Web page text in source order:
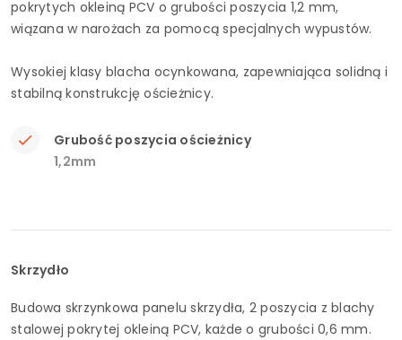
pokrytych okleiną PCV o grubości poszycia 1,2 mm,
wiązana w narożach za pomocą specjalnych wypustów.
Wysokiej klasy blacha ocynkowana, zapewniająca solidną i
stabilną konstrukcję ościeżnicy.
Grubość poszycia ościeżnicy
1,2mm
Skrzydło
Budowa skrzynkowa panelu skrzydła, 2 poszycia z blachy
stalowej pokrytej okleiną PCV, każde o grubości 0,6 mm.